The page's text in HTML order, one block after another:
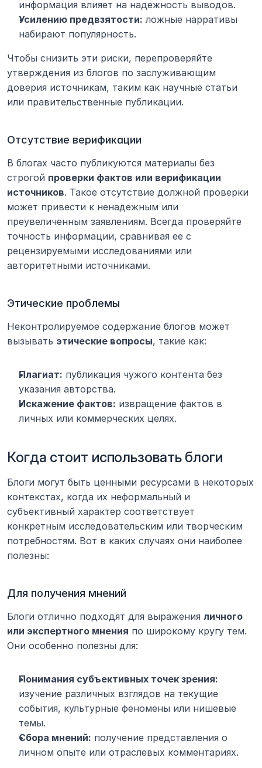
информация влияет на надежность выводов.
Усилению предвзятости: ложные нарративы
набирают популярность.
Чтобы снизить эти риски, перепроверяйте
утверждения из блогов по заслуживающим
доверия источникам, таким как научные статьи
или правительственные публикации.
Отсутствие верификации
В блогах часто публикуются материалы без
строгой проверки фактов или верификации
источников. Такое отсутствие должной проверки
может привести к ненадежным или
преувеличенным заявлениям. Всегда проверяйте
точность информации, сравнивая ее с
рецензируемыми исследованиями или
авторитетными источниками.
Этические проблемы
Неконтролируемое содержание блогов может
вызывать этические вопросы, такие как:
Плагиат: публикация чужого контента без
указания авторства.
Искажение фактов: извращение фактов в
личных или коммерческих целях.
Когда стоит использовать блоги
Блоги могут быть ценными ресурсами в некоторых
контекстах, когда их неформальный и
субъективный характер соответствует
конкретным исследовательским или творческим
потребностям. Вот в каких случаях они наиболее
полезны:
Для получения мнений
Блоги отлично подходят для выражения личного
или экспертного мнения по широкому кругу тем.
Они особенно полезны для:
Понимания субъективных точек зрения:
изучение различных взглядов на текущие
события, культурные феномены или нишевые
темы.
Сбора мнений: получение представления о
личном опыте или отраслевых комментариях.